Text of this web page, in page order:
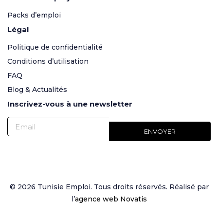
Packs d’emploi
Légal
Politique de confidentialité
Conditions d’utilisation
FAQ
Blog & Actualités
Inscrivez-vous à une newsletter
© 2026 Tunisie Emploi. Tous droits réservés. Réalisé par
l’agence web Novatis